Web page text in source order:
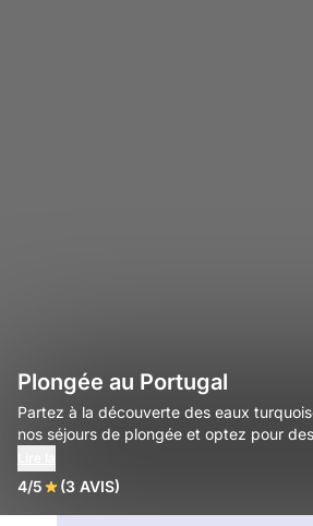
Plongée au Portugal
Partez à la découverte des eaux
nos séjours de plongée et optez pour
4/5 (3 AVIS)